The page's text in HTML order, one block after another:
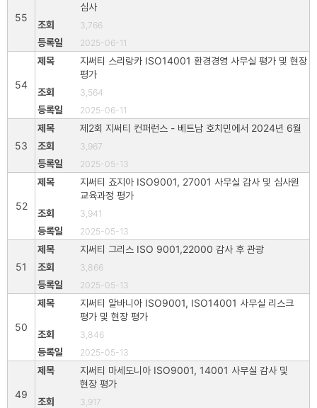
55
심사
3,766
2025-06-11
54
지써티 스리랑카 ISO14001 환경경영 사무실 평가 및 현장
평가
3,564
2025-06-11
53
제2회 지써티 컨퍼런스 - 베트남 호치민에서 2024년 6월
3,967
2025-05-13
52
지써티 죠지아 ISO9001, 27001 사무실 감사 및 심사원
교육과정 평가
3,941
2025-05-13
51
지써티 그리스 ISO 9001,22000 감사 후 관광
3,866
2025-05-13
50
지써티 알바니아 ISO9001, ISO14001 사무실 리스크
평가 및 현장 평가
3,846
2025-05-13
49
지써티 마세도니아 ISO9001, 14001 사무실 감사 및
현장 평가
3,917